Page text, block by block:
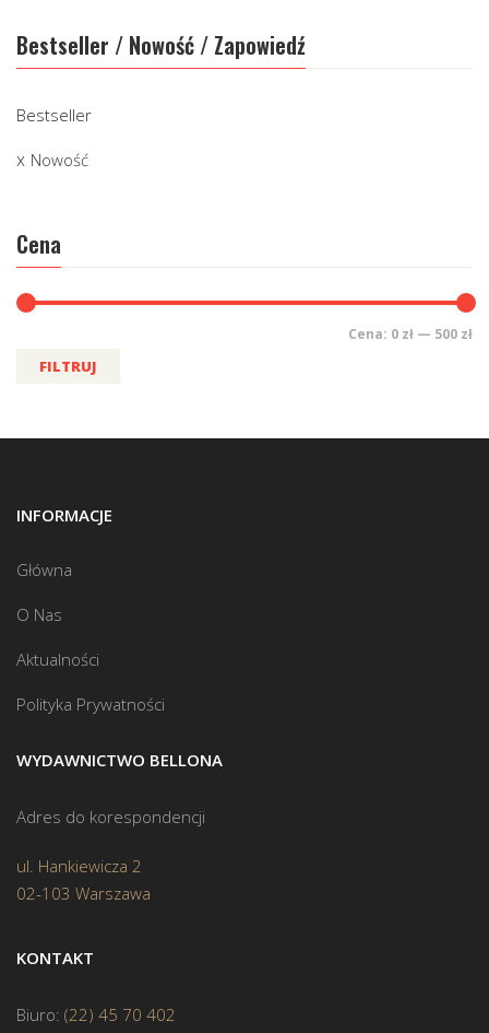
Bestseller / Nowość / Zapowiedź
Bestseller
Nowość
Cena
FILTRUJ
Cena: 0 zł — 500 zł
INFORMACJE
Główna
O Nas
Aktualności
Polityka Prywatności
WYDAWNICTWO BELLONA
Adres do korespondencji
ul. Hankiewicza 2
02-103 Warszawa
KONTAKT
Biuro: (22) 45 70 402